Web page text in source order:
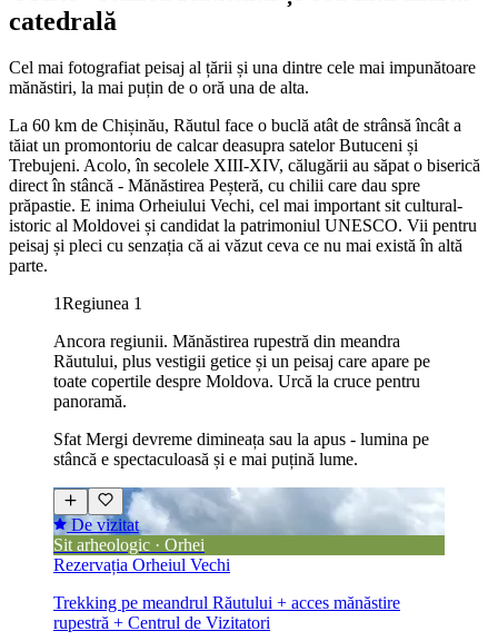
catedrală
Cel mai fotografiat peisaj al țării și una dintre cele mai impunătoare
mănăstiri, la mai puțin de o oră una de alta.
La 60 km de Chișinău, Răutul face o buclă atât de strânsă încât a
tăiat un promontoriu de calcar deasupra satelor Butuceni și
Trebujeni. Acolo, în secolele XIII-XIV, călugării au săpat o biserică
direct în stâncă - Mănăstirea Peșteră, cu chilii care dau spre
prăpastie. E inima Orheiului Vechi, cel mai important sit cultural-
istoric al Moldovei și candidat la patrimoniul UNESCO. Vii pentru
peisaj și pleci cu senzația că ai văzut ceva ce nu mai există în altă
parte.
1Regiunea 1
Ancora regiunii. Mănăstirea rupestră din meandra
Răutului, plus vestigii getice și un peisaj care apare pe
toate copertile despre Moldova. Urcă la cruce pentru
panoramă.
Sfat Mergi devreme dimineața sau la apus - lumina pe
stâncă e spectaculoasă și e mai puțină lume.
De vizitat
Sit arheologic · Orhei
Rezervația Orheiul Vechi
Trekking pe meandrul Răutului + acces mănăstire
rupestră + Centrul de Vizitatori